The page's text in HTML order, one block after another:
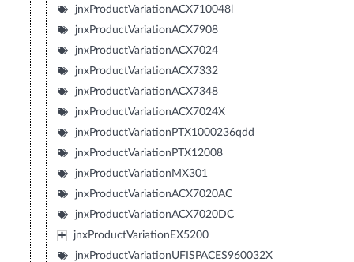
jnxProductVariationACX710048l
jnxProductVariationACX7908
jnxProductVariationACX7024
jnxProductVariationACX7332
jnxProductVariationACX7348
jnxProductVariationACX7024X
jnxProductVariationPTX1000236qdd
jnxProductVariationPTX12008
jnxProductVariationMX301
jnxProductVariationACX7020AC
jnxProductVariationACX7020DC
jnxProductVariationEX5200
jnxProductVariationUFISPACES960032X